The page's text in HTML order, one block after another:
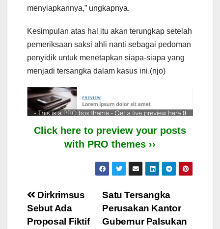
menyiapkannya,” ungkapnya.
Kesimpulan atas hal itu akan terungkap setelah
pemeriksaan saksi ahli nanti sebagai pedoman
penyidik untuk menetapkan siapa-siapa yang
menjadi tersangka dalam kasus ini.(njo)
Click here to preview your posts
with PRO themes ››
Post
navigation
Satu Tersangka
Perusakan Kantor
Gubernur Palsukan
Dirkrimsus
Sebut Ada
Proposal Fiktif